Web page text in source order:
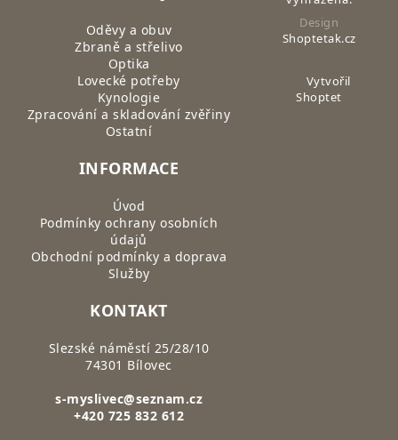
Oděvy a obuv
Zbraně a střelivo
Optika
Lovecké potřeby
Kynologie
Zpracování a skladování zvěřiny
Ostatní
INFORMACE
Úvod
Podmínky ochrany osobních
údajů
Obchodní podmínky a doprava
Služby
KONTAKT
Slezské náměstí 25/28/10
74301 Bílovec
s-myslivec@seznam.cz
+420 725 832 612
Design
Shoptetak.cz
Vytvořil
Shoptet